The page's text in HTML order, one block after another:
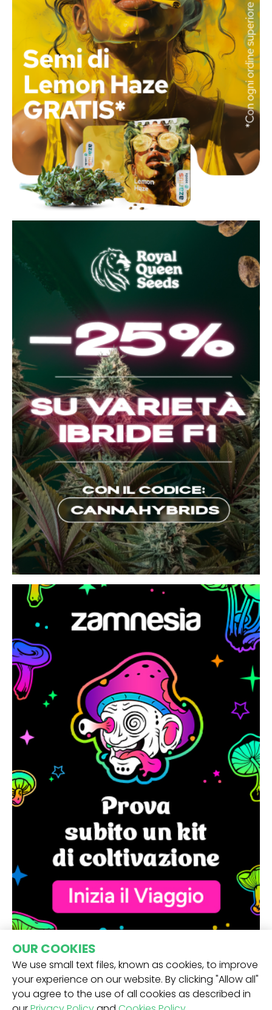
OUR COOKIES
We use small text files, known as cookies, to improve
your experience on our website. By clicking "Allow all"
you agree to the use of all cookies as described in